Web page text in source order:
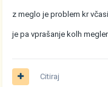
z meglo je problem kr
je pa vprašanje kolh
Citiraj